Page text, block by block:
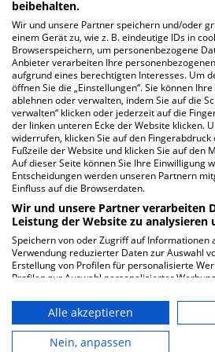
Friedrichshain - öB
Fröbelstraße
Prenzlauer Berg
Fröbelstraße 15
10405 Berlin
ZUM PROFIL
Park-Klinik
beibehalten.
Wir und unsere Partner speichern und/oder
einem Gerät zu, wie z. B. eindeutige IDs in
Browserspeichern, um personenbezogene
Anbieter verarbeiten Ihre
aufgrund eines berechtigten Interesses. Um
öffnen Sie die „Einstellungen“. Sie können
ablehnen oder verwalten, indem Sie auf die
verwalten“ klicken oder jederzeit auf die
der linken unteren Ecke der Website klicken.
widerrufen, klicken Sie auf den Fingerabdruck
Fußzeile der Website und klicken Sie auf den
Auf dieser Seite können Sie Ihre Einwilligung
Entscheidungen werden unseren Partnern
Einfluss auf die Browserdaten.
Wir und unsere Partner verarbeiten
Leistung der Website zu analysieren
Speichern von oder Zugriff auf Informationen
Verwendung reduzierter Daten zur Auswahl
Erstellung von Profilen für personalisierte
Profilen zur Auswahl personalisierter
personalisierter Inhalte. Messung der
Performance von Inhalten. Analyse von
oder Kombinationen von Daten aus
und Verbesserung der Angebote.
Alle akzeptieren
Nein, anpassen